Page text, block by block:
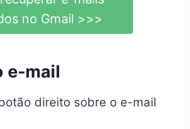
no Gmail >>>
e-mail
direito sobre o e-mail